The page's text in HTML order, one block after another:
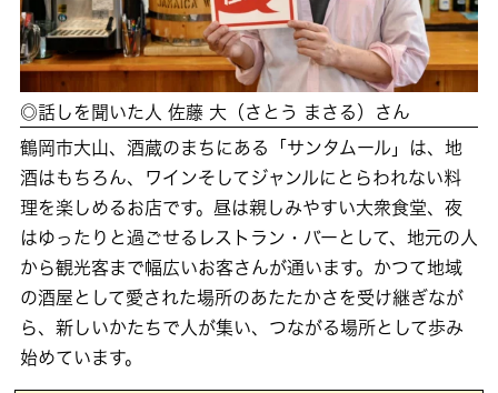
◎話しを聞いた人 佐藤 大（さとう まさる）さん
鶴岡市大山、酒蔵のまちにある「サンタムール」は、地
酒はもちろん、ワインそしてジャンルにとらわれない料
理を楽しめるお店です。昼は親しみやすい大衆食堂、夜
はゆったりと過ごせるレストラン・バーとして、地元の人
から観光客まで幅広いお客さんが通います。かつて地域
の酒屋として愛された場所のあたたかさを受け継ぎなが
ら、新しいかたちで人が集い、つながる場所として歩み
始めています。